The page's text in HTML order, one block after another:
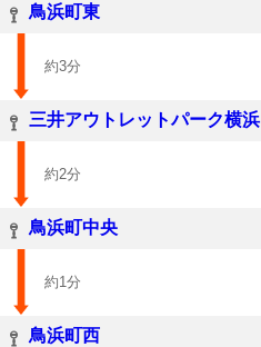
鳥浜町東
約3分
三井アウトレットパーク横浜
約2分
鳥浜町中央
約1分
鳥浜町西